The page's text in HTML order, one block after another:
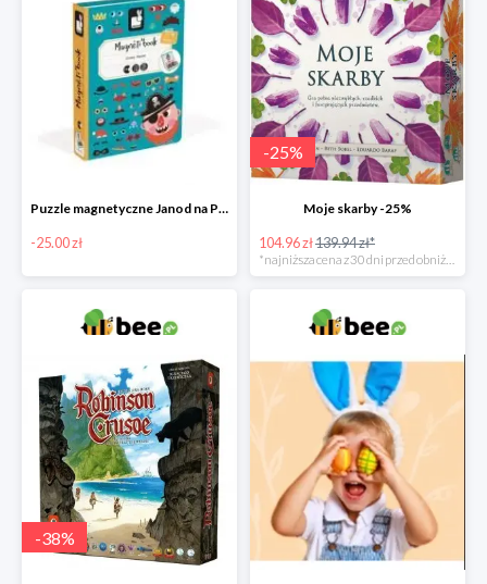
Puzzle magnetyczne Janod na Preznt od zajączka w Bee -25 zł
-25.00 zł
-25%
Moje skarby -25%
104.96 zł139.94 zł*
*najniższa cena z 30 dni przed obniżką
-38%